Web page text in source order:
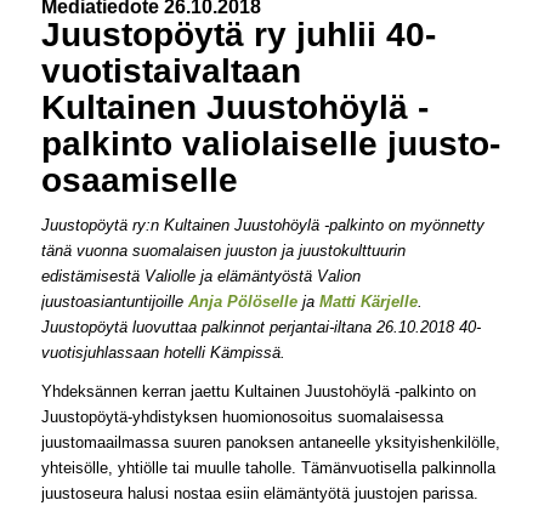
Mediatiedote 26.10.2018
Juustopöytä ry juhlii 40-
vuotistaivaltaan
Kultainen Juustohöylä -
palkinto valiolaiselle juusto-
osaamiselle
Juustopöytä ry:n Kultainen Juustohöylä -palkinto on myönnetty
tänä vuonna suomalaisen juuston ja juustokulttuurin
edistämisestä Valiolle ja elämäntyöstä Valion
juustoasiantuntijoille Anja Pölöselleja Matti Kärjelle.
Juustopöytä luovuttaa palkinnot perjantai-iltana 26.10.2018 40-
vuotisjuhlassaan hotelli Kämpissä.
Yhdeksännen kerran jaettu Kultainen Juustohöylä -palkinto on
Juustopöytä-yhdistyksen huomionosoitus suomalaisessa
juustomaailmassa suuren panoksen antaneelle yksityishenkilölle,
yhteisölle, yhtiölle tai muulle taholle. Tämänvuotisella palkinnolla
juustoseura halusi nostaa esiin elämäntyötä juustojen parissa.